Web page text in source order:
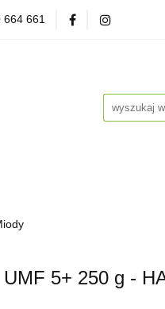
664 661
Herbaty i
5+ 250 g -